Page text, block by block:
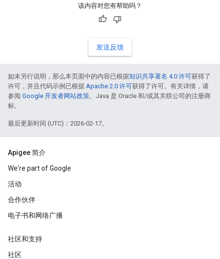
该内容对您有帮助吗？
发送反馈
如未另行说明，那么本页面中的内容已根据知识共享署名 4.0 许可获得了
许可，并且代码示例已根据 Apache 2.0 许可获得了许可。有关详情，请
参阅 Google 开发者网站政策。Java 是 Oracle 和/或其关联公司的注册商
标。
最后更新时间 (UTC)：2026-02-17。
Apigee 简介
We're part of Google
活动
合作伙伴
电子书和网络广播
社区和支持
社区